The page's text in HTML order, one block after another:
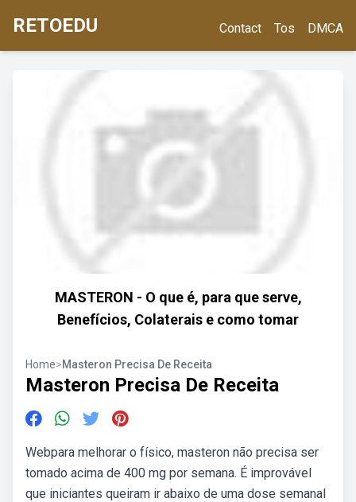
RETOEDU Contact Tos DMCA
MASTERON - O que é, para que serve,
Benefícios, Colaterais e como tomar
Home>Masteron Precisa De Receita
Masteron Precisa De Receita
Webpara melhorar o físico, masteron não precisa ser
tomado acima de 400 mg por semana. É improvável
que iniciantes queiram ir abaixo de uma dose semanal